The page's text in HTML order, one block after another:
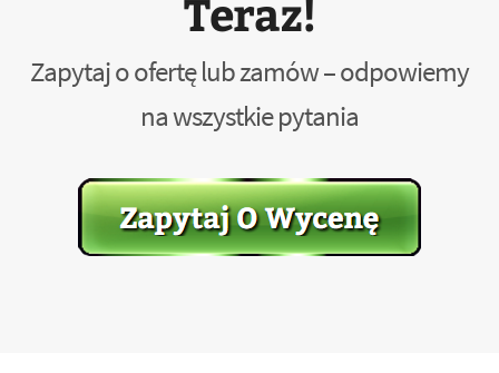
Teraz!
Zapytaj o ofertę lub zamów – odpowiemy
na wszystkie pytania